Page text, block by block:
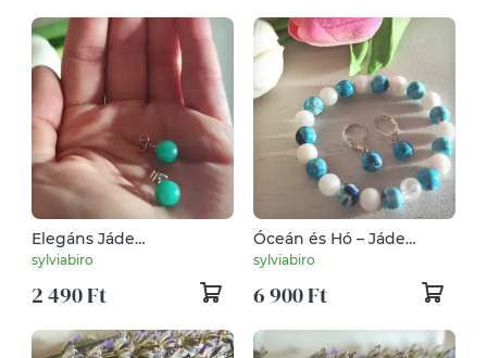
Elegáns Jáde
Ásványékszer –
Természetes ragyogás
nemesacéllal
sylviabiro
2 490 Ft
Óceán és Hó – Jáde
Ékszerszett
Hegyikristállyal
sylviabiro
6 900 Ft